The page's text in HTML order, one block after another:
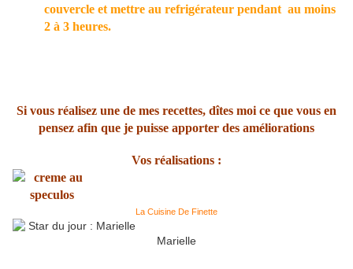
couvercle et mettre au refrigérateur pendant au moins
2 à 3 heures.
Si vous réalisez une de mes recettes, dîtes moi ce que vous en
pensez afin que je puisse apporter des améliorations
Vos réalisations :
La Cuisine De Finette
Marielle